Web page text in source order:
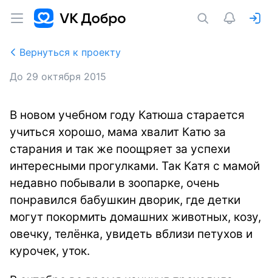
Вернуться к проекту
До 29 октября 2015
В новом учебном году Катюша старается
учиться хорошо, мама хвалит Катю за
старания и так же поощряет за успехи
интересными прогулками. Так Катя с мамой
недавно побывали в зоопарке, очень
понравился бабушкин дворик, где детки
могут покормить домашних животных, козу,
овечку, телёнка, увидеть вблизи петухов и
курочек, уток.